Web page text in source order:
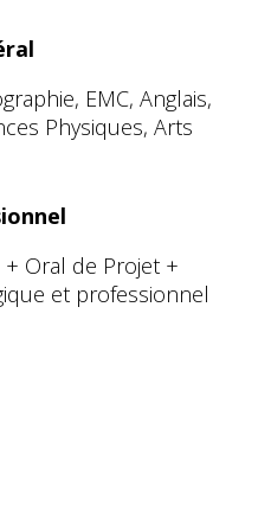
EMC, Anglais,
Physiques, Arts
+ Oral de Projet +
et professionnel